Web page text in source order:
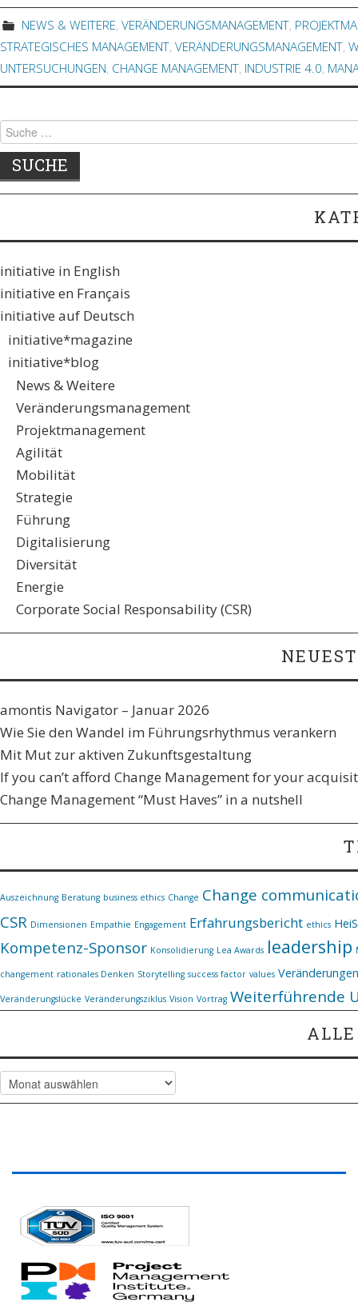
NEWS & WEITERE,VERÄNDERUNGSMANAGEMENT,
STRATEGISCHES MANAGEMENT, VERÄNDERUNGSMANAGEMENT,
UNTERSUCHUNGEN, CHANGE MANAGEMENT, INDUSTRIE 4.0,
Suche
nach:
initiative in English
initiative en Français
initiative auf Deutsch
initiative*magazine
initiative*blog
News & Weitere
Veränderungsmanagement
Projektmanagement
Agilität
Mobilität
Strategie
Führung
Digitalisierung
Diversität
Energie
Corporate Social Responsability (CSR)
amontis Navigator – Januar 2026
Wie Sie den Wandel im Führungsrhythmus verankern​
Mit Mut zur aktiven Zukunftsgestaltung
If you can’t afford Change Management for your
Change Management “Must Haves” in a nutshell
Auszeichnung Beratung business ethics Change Change
CSR Dimensionen Empathie Engagement Erfahrungsbericht ethics
Kompetenz-Sponsor Konsolidierung Lea Awards leadership
changement rationales Denken Storytelling success factor values Veränderungen
Veränderungslücke Veränderungsziklus Vision Vortrag Weiterführende
Alle
Artikel